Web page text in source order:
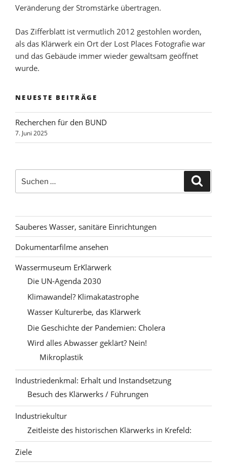
Veränderung der Stromstärke übertragen.
Das Zifferblatt ist vermutlich 2012 gestohlen worden,
als das Klärwerk ein Ort der Lost Places Fotografie war
und das Gebäude immer wieder gewaltsam geöffnet
wurde.
NEUESTE BEITRÄGE
Recherchen für den BUND
7. Juni 2025
nach:
Sauberes Wasser, sanitäre Einrichtungen
Dokumentarfilme ansehen
Wassermuseum ErKlärwerk
Die UN-Agenda 2030
Klimawandel? Klimakatastrophe
Wasser Kulturerbe, das Klärwerk
Die Geschichte der Pandemien: Cholera
Wird alles Abwasser geklärt? Nein!
Mikroplastik
Industriedenkmal: Erhalt und Instandsetzung
Besuch des Klärwerks / Führungen
Industriekultur
Zeitleiste des historischen Klärwerks in Krefeld:
Ziele